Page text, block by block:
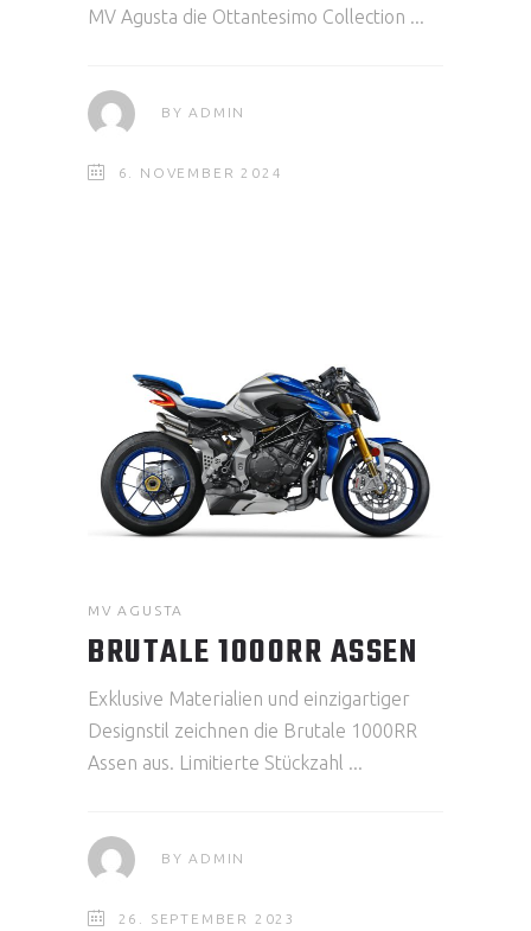
MV Agusta die Ottantesimo Collection
BYADMIN
6. NOVEMBER 2024
MV AGUSTA
BRUTALE 1000RR ASSEN
Exklusive Materialien und einzigartiger
Designstil zeichnen die Brutale 1000RR
Assen aus. Limitierte Stückzahl
BYADMIN
26. SEPTEMBER 2023